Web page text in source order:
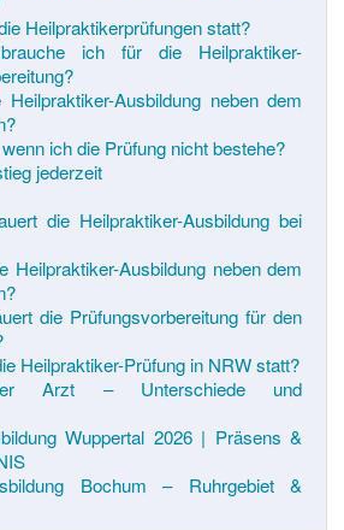
Heilpraktikerprüfungen statt?
ich für die Heilpraktiker-
Ausbildung neben dem
ich die Prüfung nicht bestehe?
jederzeit
die Heilpraktiker-Ausbildung bei
Heilpraktiker-Ausbildung neben dem
die Prüfungsvorbereitung für den
Heilpraktiker-Prüfung in NRW statt?
Arzt – Unterschiede und
Wuppertal 2026 | Präsens &
Bochum – Ruhrgebiet &